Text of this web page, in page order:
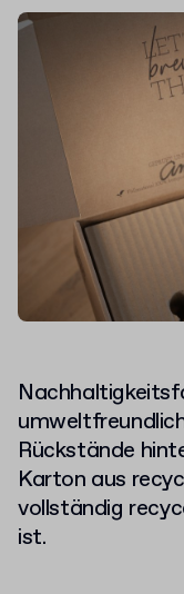
Rückstände
Karton aus
vollständig
ist.